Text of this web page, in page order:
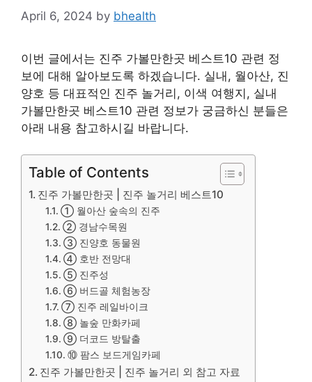
April 6, 2024 by bhealth
이번 글에서는 진주 가볼만한곳 베스트10 관련 정
보에 대해 알아보도록 하겠습니다. 실내, 월아산, 진
양호 등 대표적인 진주 놀거리, 이색 여행지, 실내
가볼만한곳 베스트10 관련 정보가 궁금하신 분들은
아래 내용 참고하시길 바랍니다.
Table of Contents
진주 가볼만한곳 | 진주 놀거리 베스트10
① 월아산 숲속의 진주
② 경남수목원
③ 진양호 동물원
④ 호반 전망대
⑤ 진주성
⑥ 버드골 체험농장
⑦ 진주 레일바이크
⑧ 놀숲 만화카페
⑨ 더코드 방탈출
⑩ 팜스 보드게임카페
진주 가볼만한곳 | 진주 놀거리 외 참고 자료